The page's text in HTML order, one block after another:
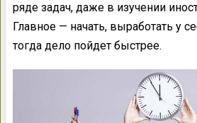
ряде задач, даже в изучении
Главное — начать, выработать у
тогда дело пойдет быстрее.